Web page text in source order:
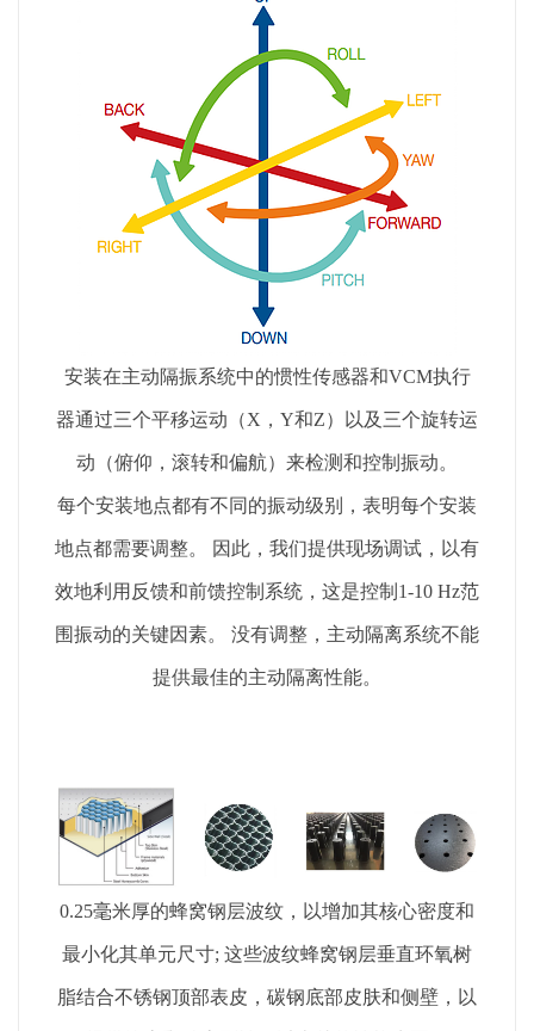
安装在主动隔振系统中的惯性传感器和VCM执行
器通过三个平移运动（X，Y和Z）以及三个旋转运
动（俯仰，滚转和偏航）来检测和控制振动。
每个安装地点都有不同的振动级别，表明每个安装
地点都需要调整。 因此，我们提供现场调试，以有
效地利用反馈和前馈控制系统，这是控制1-10 Hz范
围振动的关键因素。 没有调整，主动隔离系统不能
提供最佳的主动隔离性能。
0.25毫米厚的蜂窝钢层波纹，以增加其核心密度和
最小化其单元尺寸; 这些波纹蜂窝钢层垂直环氧树
脂结合不锈钢顶部表皮，碳钢底部皮肤和侧壁，以